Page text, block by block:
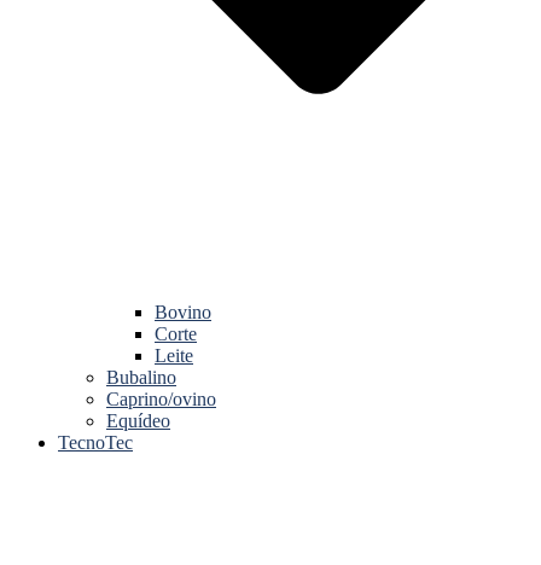
Bovino
Corte
Leite
Bubalino
Caprino/ovino
Equídeo
TecnoTec